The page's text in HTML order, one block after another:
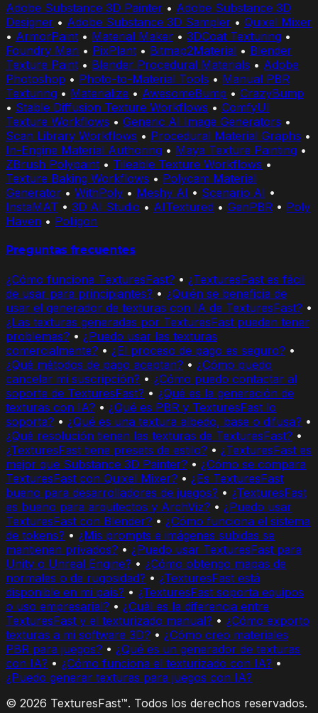
Adobe Substance 3D Painter • Adobe Substance 3D
Designer • Adobe Substance 3D Sampler • Quixel Mixer
• ArmorPaint • Material Maker • 3DCoat Texturing •
Foundry Mari • PixPlant • Bitmap2Material • Blender
Texture Paint • Blender Procedural Materials • Adobe
Photoshop • Photo-to-Material Tools • Manual PBR
Texturing • Materialize • AwesomeBump • CrazyBump
• Stable Diffusion Texture Workflows • ComfyUI
Texture Workflows • Generic AI Image Generators •
Scan Library Workflows • Procedural Material Graphs •
In-Engine Material Authoring • Maya Texture Painting •
ZBrush Polypaint • Tileable Texture Workflows •
Texture Baking Workflows • Polycam Material
Generator • WithPoly • Meshy AI • Scenario AI •
InstaMAT • 3D AI Studio • AITextured • GenPBR • Poly
Haven • Poliigon
Preguntas frecuentes
¿Cómo funciona TexturesFast? • ¿TexturesFast es fácil
de usar para principiantes? • ¿Quién se beneficia de
usar el generador de texturas con IA de TexturesFast? •
¿Las texturas generadas por TexturesFast pueden tener
problemas? • ¿Puedo usar las texturas
comercialmente? • ¿El proceso de pago es seguro? •
¿Qué métodos de pago aceptan? • ¿Cómo puedo
cancelar mi suscripción? • ¿Cómo puedo contactar al
soporte de TexturesFast? • ¿Qué es la generación de
texturas con IA? • ¿Qué es PBR y TexturesFast lo
soporta? • ¿Qué es una textura albedo, base o difusa? •
¿Qué resolución tienen las texturas de TexturesFast? •
¿TexturesFast tiene presets de estilo? • ¿TexturesFast es
mejor que Substance 3D Painter? • ¿Cómo se compara
TexturesFast con Quixel Mixer? • ¿Es TexturesFast
bueno para desarrolladores de juegos? • ¿TexturesFast
es bueno para arquitectos y ArchViz? • ¿Puedo usar
TexturesFast con Blender? • ¿Cómo funciona el sistema
de tokens? • ¿Mis prompts e imágenes subidas se
mantienen privados? • ¿Puedo usar TexturesFast para
Unity o Unreal Engine? • ¿Cómo obtengo mapas de
normales o de rugosidad? • ¿TexturesFast está
disponible en mi país? • ¿TexturesFast soporta equipos
o uso empresarial? • ¿Cuál es la diferencia entre
TexturesFast y el texturizado manual? • ¿Cómo exporto
texturas a mi software 3D? • ¿Cómo creo materiales
PBR para juegos? • ¿Qué es un generador de texturas
con IA? • ¿Cómo funciona el texturizado con IA? •
¿Puedo generar texturas para juegos con IA?
© 2026 TexturesFast™. Todos los derechos reservados.